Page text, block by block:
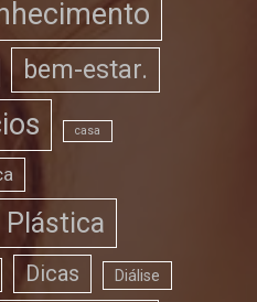
bem-estar.
casa
Plástica
Dicas Diálise